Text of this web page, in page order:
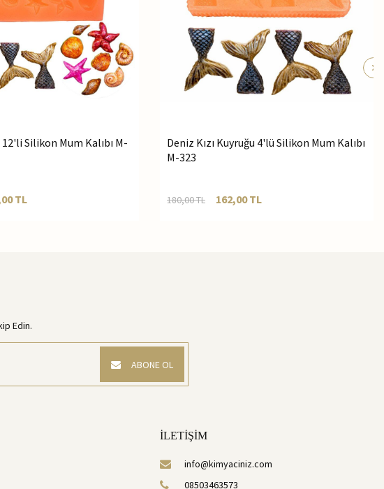
Silikon Mum Kalıbı M-
TL
Deniz Kızı Kuyruğu 4'lü Silikon Mum Kalıbı
M-323
180,00TL 162,00TL
Edin.
ABONE OL
İLETİŞİM
info@kimyaciniz.com
08503463573